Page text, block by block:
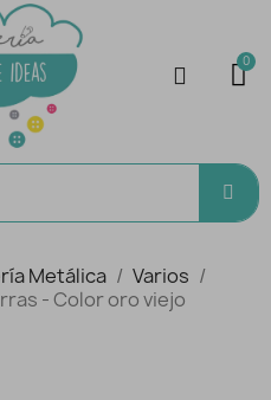
Metálica
Varios
- Color oro viejo